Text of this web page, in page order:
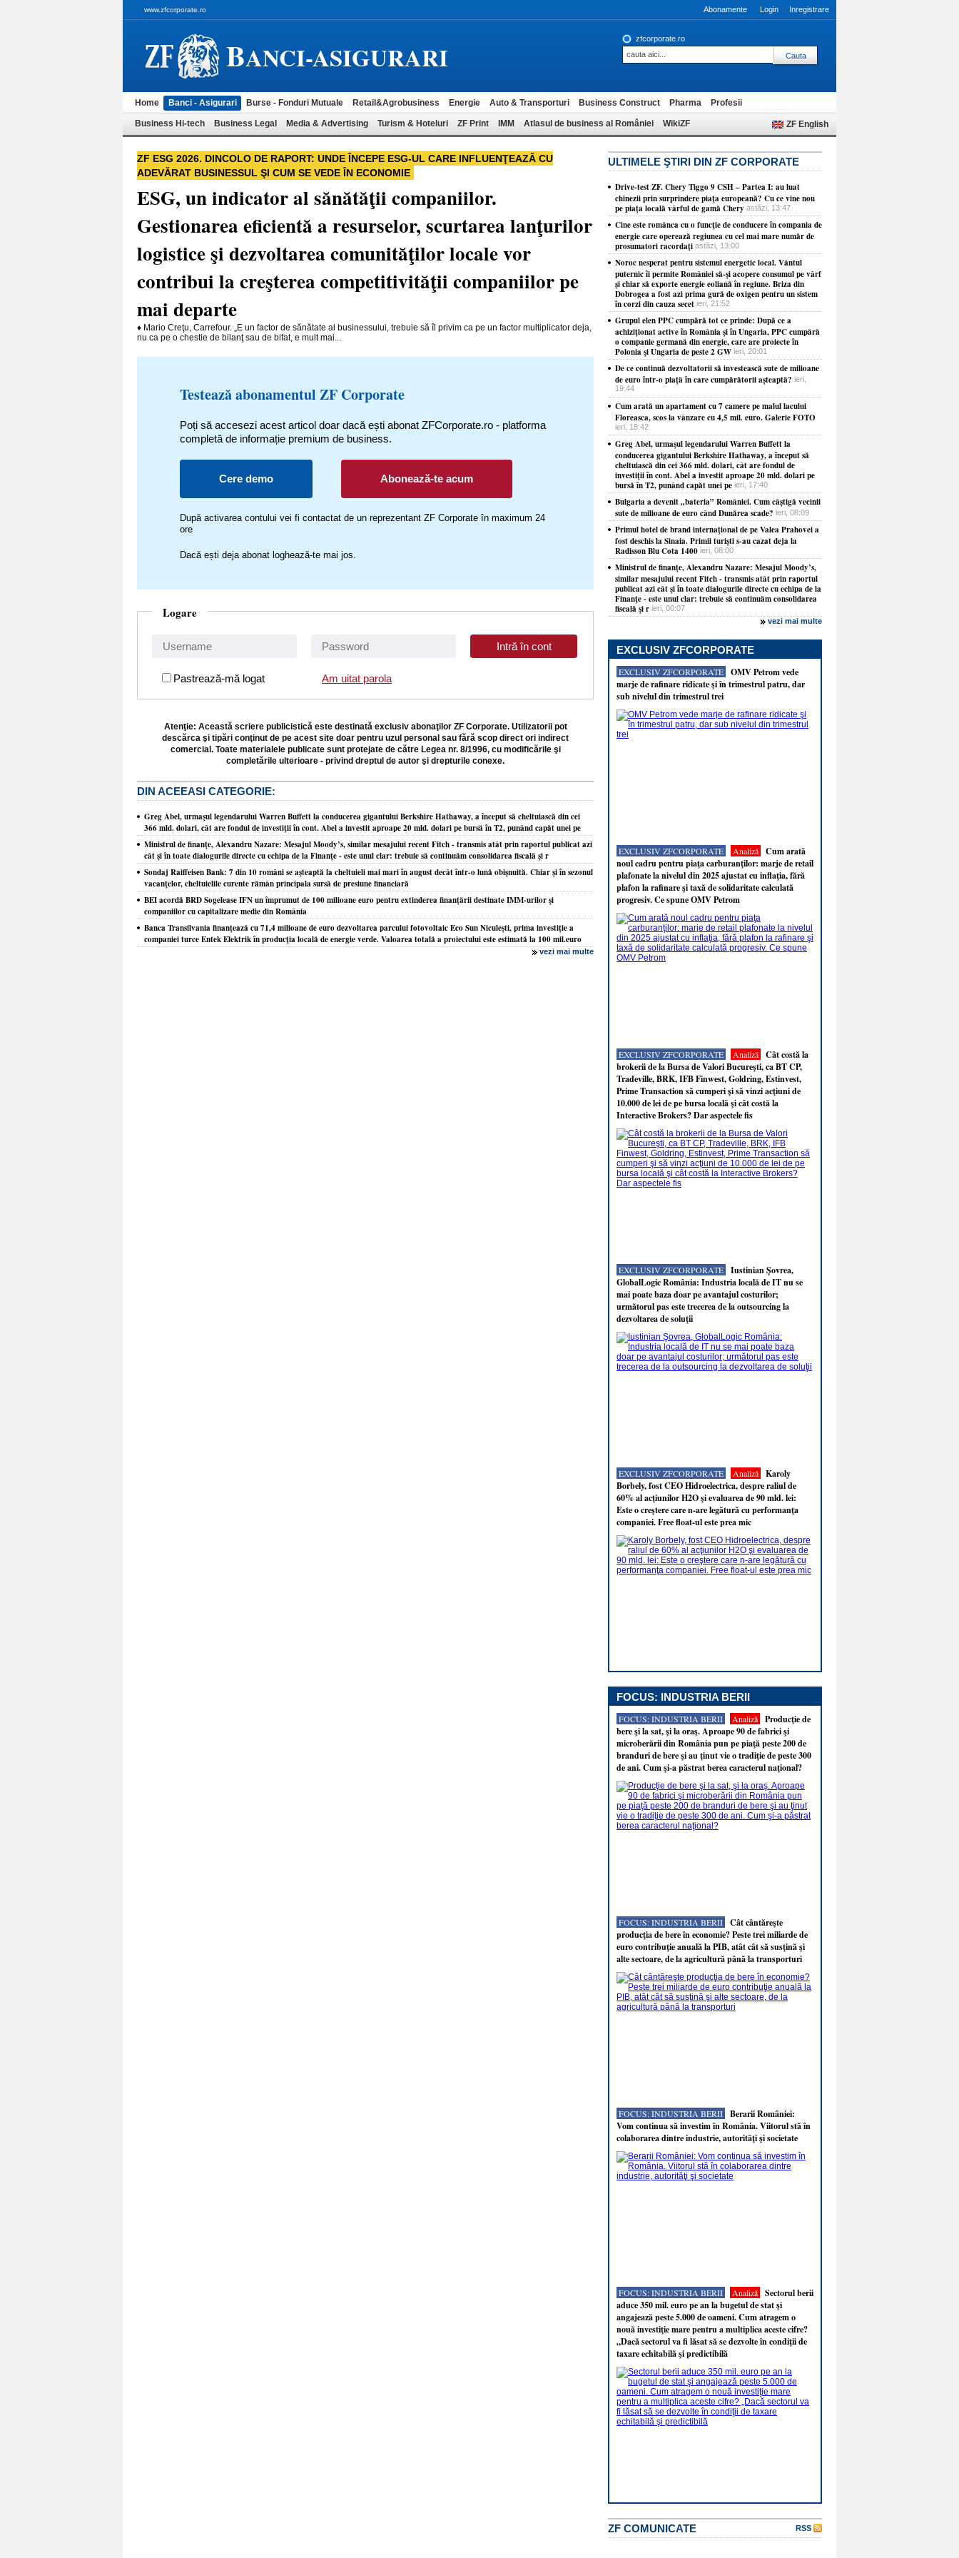
www.zfcorporate.ro Abonamente Login Inregistrare
BANCI-ASIGURARI
zfcorporate.ro
Home Banci - Asigurari Burse - Fonduri Mutuale Retail&Agrobusiness Energie Auto & Transporturi Business Construct Pharma Profesii
Business Hi-tech Business Legal Media & Advertising Turism & Hoteluri ZF Print IMM Atlasul de business al României WikiZF ZF English
ZF ESG 2026. DINCOLO DE RAPORT: UNDE ÎNCEPE ESG-UL CARE INFLUENŢEAZĂ CU
ADEVĂRAT BUSINESSUL ŞI CUM SE VEDE ÎN ECONOMIE
ESG, un indicator al sănătăţii companiilor.
Gestionarea eficientă a resurselor, scurtarea lanţurilor
logistice şi dezvoltarea comunităţilor locale vor
contribui la creşterea competitivităţii companiilor pe
mai departe
♦ Mario Creţu, Carrefour. „E un factor de sănătate al businessului, trebuie să îl privim ca pe un factor multiplicator deja,
nu ca pe o chestie de bilanţ sau de bifat, e mult mai...
Testează abonamentul ZF Corporate
Poți să accesezi acest articol doar dacă ești abonat ZFCorporate.ro - platforma
completă de informație premium de business.
Cere demo Abonează-te acum
După activarea contului vei fi contactat de un reprezentant ZF Corporate în maximum 24
ore
Dacă ești deja abonat loghează-te mai jos.
Logare
Pastrează-mă logat Am uitat parola
Atenţie: Această scriere publicistică este destinată exclusiv abonaţilor ZF Corporate. Utilizatorii pot
descărca şi tipări conţinut de pe acest site doar pentru uzul personal sau fără scop direct ori indirect
comercial. Toate materialele publicate sunt protejate de către Legea nr. 8/1996, cu modificările şi
completările ulterioare - privind dreptul de autor şi drepturile conexe.
DIN ACEEASI CATEGORIE:
Greg Abel, urmaşul legendarului Warren Buffett la conducerea gigantului Berkshire Hathaway, a început să cheltuiască din cei
366 mld. dolari, cât are fondul de investiţii în cont. Abel a investit aproape 20 mld. dolari pe bursă în T2, punând capăt unei pe
Ministrul de finanţe, Alexandru Nazare: Mesajul Moody’s, similar mesajului recent Fitch - transmis atât prin raportul publicat azi
cât şi în toate dialogurile directe cu echipa de la Finanţe - este unul clar: trebuie să continuăm consolidarea fiscală şi r
Sondaj Raiffeisen Bank: 7 din 10 români se aşteaptă la cheltuieli mai mari în august decât într-o lună obişnuită. Chiar şi în sezonul
vacanţelor, cheltuielile curente rămân principala sursă de presiune financiară
BEI acordă BRD Sogelease IFN un împrumut de 100 milioane euro pentru extinderea finanţării destinate IMM-urilor şi
companiilor cu capitalizare medie din România
Banca Transilvania finanţează cu 71,4 milioane de euro dezvoltarea parcului fotovoltaic Eco Sun Niculeşti, prima investiţie a
companiei turce Entek Elektrik în producţia locală de energie verde. Valoarea totală a proiectului este estimată la 100 mil.euro
vezi mai multe
ULTIMELE ŞTIRI DIN ZF CORPORATE
Drive-test ZF. Chery Tiggo 9 CSH – Partea I: au luat
chinezii prin surprindere piaţa europeană? Cu ce vine nou
pe piaţa locală vârful de gamă Chery astăzi, 13:47
Cine este românca cu o funcţie de conducere în compania de
energie care operează regiunea cu cel mai mare număr de
prosumatori racordaţi astăzi, 13:00
Noroc nesperat pentru sistemul energetic local. Vântul
puternic îi permite României să-şi acopere consumul pe vârf
şi chiar să exporte energie eoliană în regiune. Briza din
Dobrogea a fost azi prima gură de oxigen pentru un sistem
în corzi din cauza secet ieri, 21:52
Grupul elen PPC cumpără tot ce prinde: După ce a
achiziţionat active în România şi în Ungaria, PPC cumpără
o companie germană din energie, care are proiecte în
Polonia şi Ungaria de peste 2 GW ieri, 20:01
De ce continuă dezvoltatorii să investească sute de milioane
de euro într-o piaţă în care cumpărătorii aşteaptă? ieri,
19:44
Cum arată un apartament cu 7 camere pe malul lacului
Floreasca, scos la vânzare cu 4,5 mil. euro. Galerie FOTO
ieri, 18:42
Greg Abel, urmaşul legendarului Warren Buffett la
conducerea gigantului Berkshire Hathaway, a început să
cheltuiască din cei 366 mld. dolari, cât are fondul de
investiţii în cont. Abel a investit aproape 20 mld. dolari pe
bursă în T2, punând capăt unei pe ieri, 17:40
Bulgaria a devenit „bateria” României. Cum câştigă vecinii
sute de milioane de euro când Dunărea scade? ieri, 08:09
​Primul hotel de brand internaţional de pe Valea Prahovei a
fost deschis la Sinaia. Primii turişti s-au cazat deja la
Radisson Blu Cota 1400 ieri, 08:00
Ministrul de finanţe, Alexandru Nazare: Mesajul Moody’s,
similar mesajului recent Fitch - transmis atât prin raportul
publicat azi cât şi în toate dialogurile directe cu echipa de la
Finanţe - este unul clar: trebuie să continuăm consolidarea
fiscală şi r ieri, 00:07
vezi mai multe
EXCLUSIV ZFCORPORATE
EXCLUSIV ZFCORPORATE
OMV Petrom vede
marje de rafinare ridicate şi în trimestrul patru, dar
sub nivelul din trimestrul trei
EXCLUSIV ZFCORPORATE Analiză
Cum arată
noul cadru pentru piaţa carburanţilor: marje de retail
plafonate la nivelul din 2025 ajustat cu inflaţia, fără
plafon la rafinare şi taxă de solidaritate calculată
progresiv. Ce spune OMV Petrom
EXCLUSIV ZFCORPORATE Analiză
Cât costă la
brokerii de la Bursa de Valori Bucureşti, ca BT CP,
Tradeville, BRK, IFB Finwest, Goldring, Estinvest,
Prime Transaction să cumperi şi să vinzi acţiuni de
10.000 de lei de pe bursa locală şi cât costă la
Interactive Brokers? Dar aspectele fis
EXCLUSIV ZFCORPORATE
Iustinian Şovrea,
GlobalLogic România: Industria locală de IT nu se
mai poate baza doar pe avantajul costurilor;
următorul pas este trecerea de la outsourcing la
dezvoltarea de soluţii
EXCLUSIV ZFCORPORATE Analiză
Karoly
Borbely, fost CEO Hidroelectrica, despre raliul de
60% al acţiunilor H2O şi evaluarea de 90 mld. lei:
Este o creştere care n-are legătură cu performanţa
companiei. Free float-ul este prea mic
FOCUS: INDUSTRIA BERII
FOCUS: INDUSTRIA BERII Analiză
Producţie de
bere şi la sat, şi la oraş. Aproape 90 de fabrici şi
microberării din România pun pe piaţă peste 200 de
branduri de bere şi au ţinut vie o tradiţie de peste 300
de ani. Cum şi-a păstrat berea caracterul naţional?
FOCUS: INDUSTRIA BERII
Cât cântăreşte
producţia de bere în economie? Peste trei miliarde de
euro contribuţie anuală la PIB, atât cât să susţină şi
alte sectoare, de la agricultură până la transporturi
FOCUS: INDUSTRIA BERII
Berarii României:
Vom continua să investim în România. Viitorul stă în
colaborarea dintre industrie, autorităţi şi societate
FOCUS: INDUSTRIA BERII Analiză
Sectorul berii
aduce 350 mil. euro pe an la bugetul de stat şi
angajează peste 5.000 de oameni. Cum atragem o
nouă investiţie mare pentru a multiplica aceste cifre?
„Dacă sectorul va fi lăsat să se dezvolte în condiţii de
taxare echitabilă şi predictibilă
ZF COMUNICATE RSS